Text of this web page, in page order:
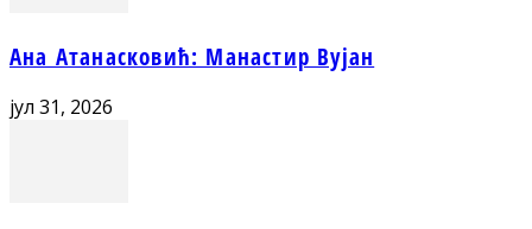
Ана Атанасковић: Манастир Вујан
јул 31, 2026